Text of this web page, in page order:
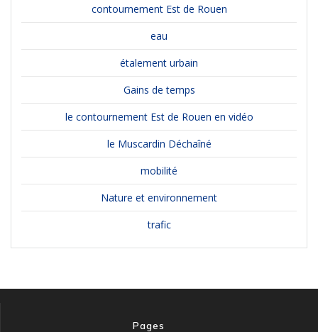
contournement Est de Rouen
eau
étalement urbain
Gains de temps
le contournement Est de Rouen en vidéo
le Muscardin Déchaîné
mobilité
Nature et environnement
trafic
Pages